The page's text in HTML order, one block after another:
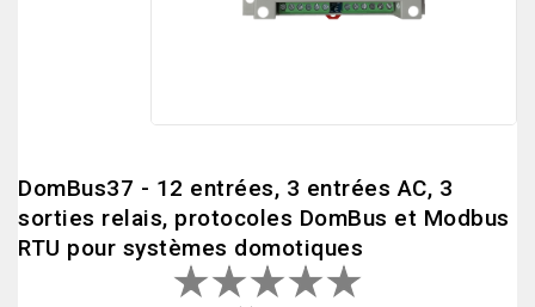
DomBus37 - 12 entrées, 3 entrées AC, 3
sorties relais, protocoles DomBus et Modbus
RTU pour systèmes domotiques